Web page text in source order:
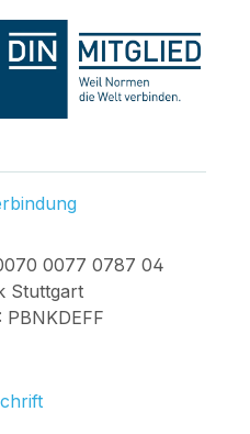
0077 0787 04
Stuttgart
PBNKDEFF